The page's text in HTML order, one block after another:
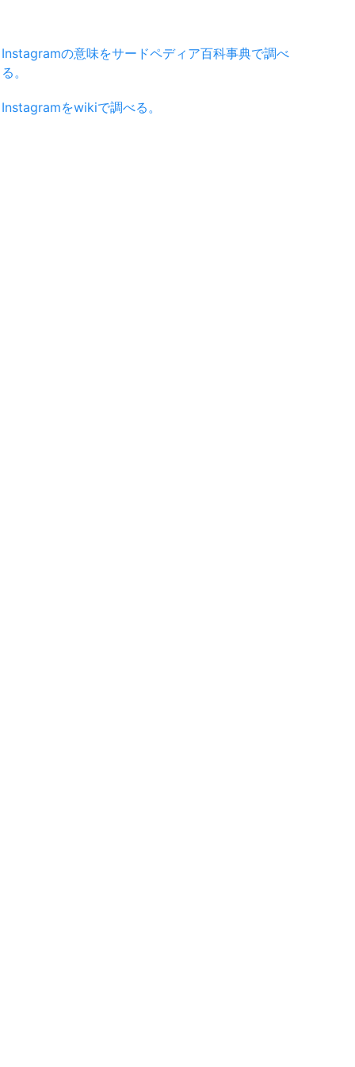
Instagramの意味をサードペディア百科事典で調べ
る。
Instagramをwikiで調べる。